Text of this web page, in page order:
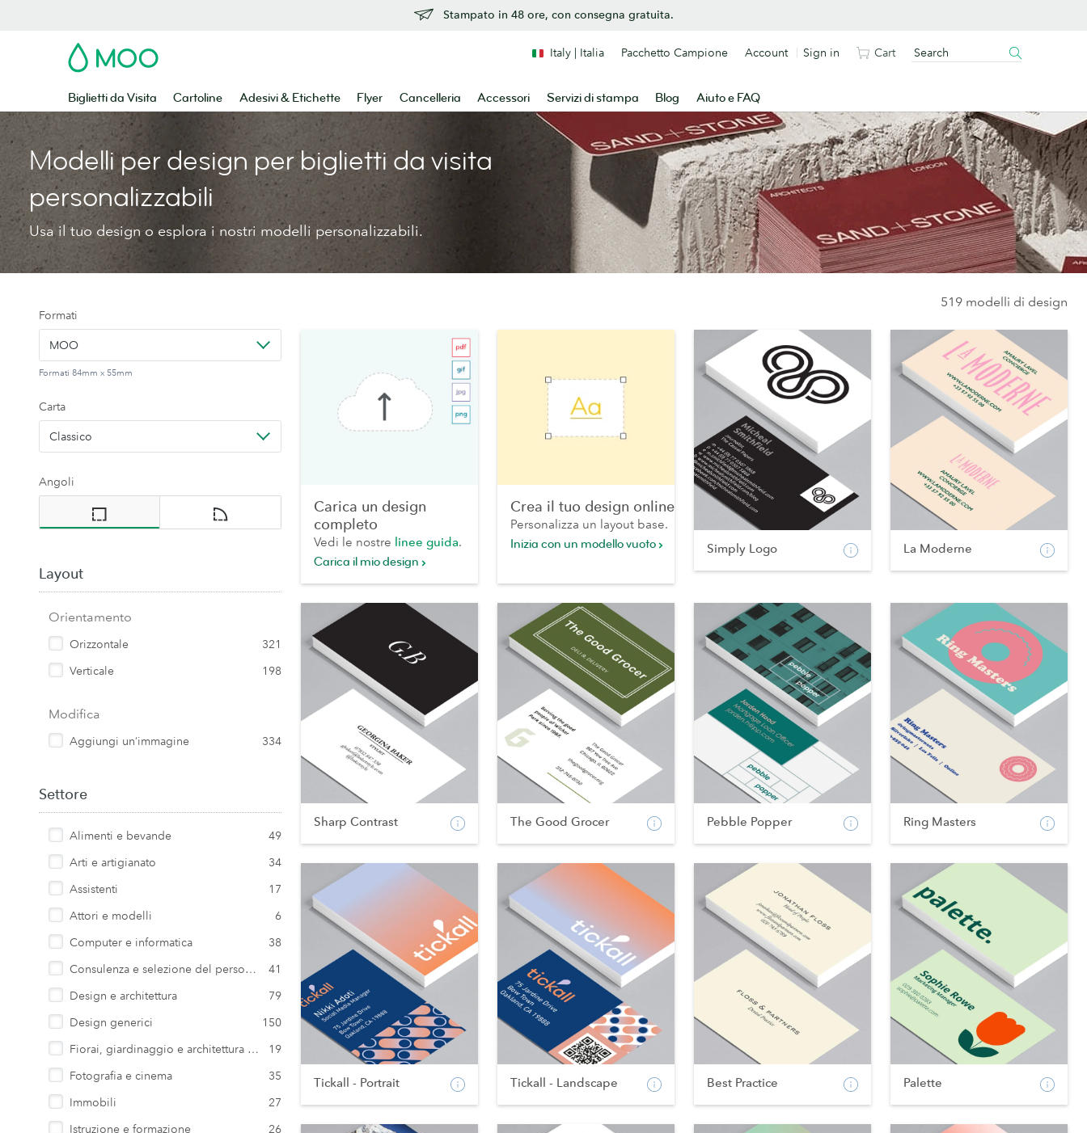
Stampato in 48 ore, con consegna gratuita.
MOO
Biglietti da Visita Cartoline Adesivi & Etichette Flyer Cancelleria Accessori Servizi di stampa Blog Aiuto e FAQ
Italy | Italia Pacchetto Campione Account Sign in Cart
Modelli per design per biglietti da visita
personalizzabili
Usa il tuo design o esplora i nostri modelli personalizzabili.
Formati
MOO
Formati 84mm x 55mm
Carta
Classico
Angoli
Layout
Orientamento
Orizzontale
321
Verticale
198
Modifica
Aggiungi un’immagine 334
Settore
Alimenti e bevande
49
Arti e artigianato
34
Assistenti
17
Attori e modelli
6
Computer e informatica
38
Consulenza e selezione del personale
41
Design e architettura
79
Design generici
150
Fiorai, giardinaggio e architettura paesaggistica
19
Fotografia e cinema
35
Immobili
27
Istruzione e formazione
26
519 modelli di design
Carica un design
completo
Vedi le nostre linee guida.
Carica il mio design
Crea il tuo design online
Personalizza un layout base.
Inizia con un modello vuoto
Simply Logo La Moderne
Sharp Contrast The Good Grocer Pebble Popper Ring Masters
Tickall - Portrait Tickall - Landscape Best Practice Palette